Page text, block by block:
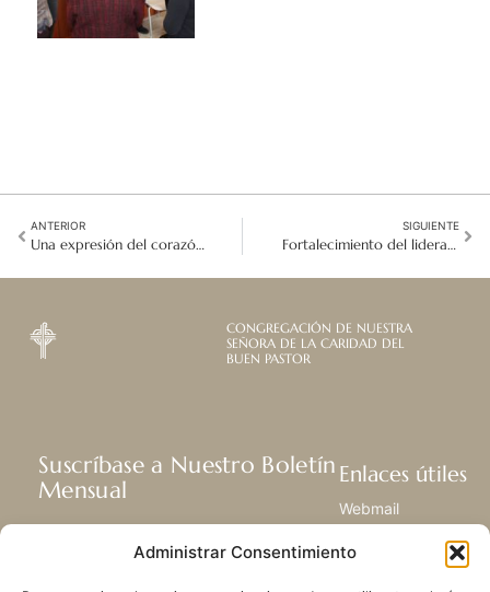
Administrar Consentimiento
ANTERIOR
Una expresión del corazón: El Comité del Bicentenario Contemplativo se reúne en Roma
SIGUIENTE
Fortalecimiento del liderazgo en Bolivia/Chile y Brasil/Paraguay a través del Coaching Ontológico
CONGREGACIÓN DE NUESTRA
SEÑORA DE LA CARIDAD DEL
BUEN PASTOR
Suscríbase a Nuestro Boletín
Mensual
Recibir las últimas noticias acerca de
nuestra vida, la misión y ministerios de
Enlaces útiles
Webmail
Centro de Recursos